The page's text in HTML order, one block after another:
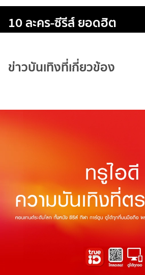
10 ละคร-ซีรีส์ ยอดฮิต
ข่าวบันเทิงที่เกี่ยวข้อง